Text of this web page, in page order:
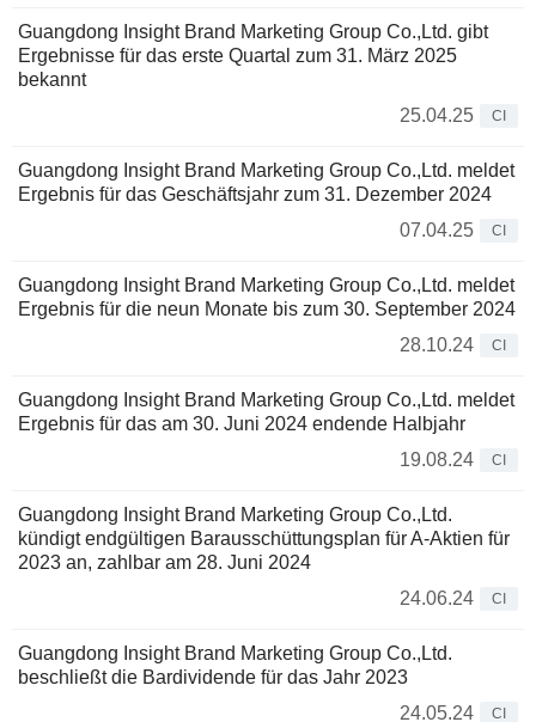
Guangdong Insight Brand Marketing Group Co.,Ltd. gibt
Ergebnisse für das erste Quartal zum 31. März 2025
bekannt
25.04.25
CI
Guangdong Insight Brand Marketing Group Co.,Ltd. meldet
Ergebnis für das Geschäftsjahr zum 31. Dezember 2024
07.04.25
CI
Guangdong Insight Brand Marketing Group Co.,Ltd. meldet
Ergebnis für die neun Monate bis zum 30. September 2024
28.10.24
CI
Guangdong Insight Brand Marketing Group Co.,Ltd. meldet
Ergebnis für das am 30. Juni 2024 endende Halbjahr
19.08.24
CI
Guangdong Insight Brand Marketing Group Co.,Ltd.
kündigt endgültigen Barausschüttungsplan für A-Aktien für
2023 an, zahlbar am 28. Juni 2024
24.06.24
CI
Guangdong Insight Brand Marketing Group Co.,Ltd.
beschließt die Bardividende für das Jahr 2023
24.05.24
CI